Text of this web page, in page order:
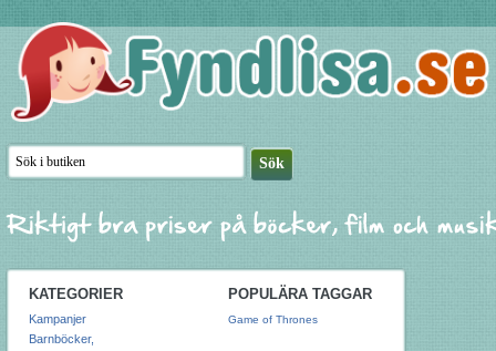
KATEGORIER
Kampanjer
Barnböcker,
POPULÄRA TAGGAR
Game of Thrones